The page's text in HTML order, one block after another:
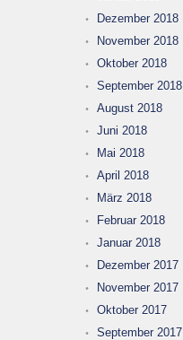
Dezember 2018
November 2018
Oktober 2018
September 2018
August 2018
Juni 2018
Mai 2018
April 2018
März 2018
Februar 2018
Januar 2018
Dezember 2017
November 2017
Oktober 2017
September 2017